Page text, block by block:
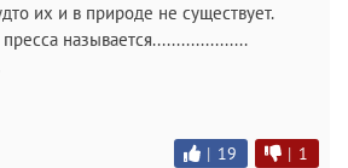
их и в природе не существует.
называется....................
| 19 | 1